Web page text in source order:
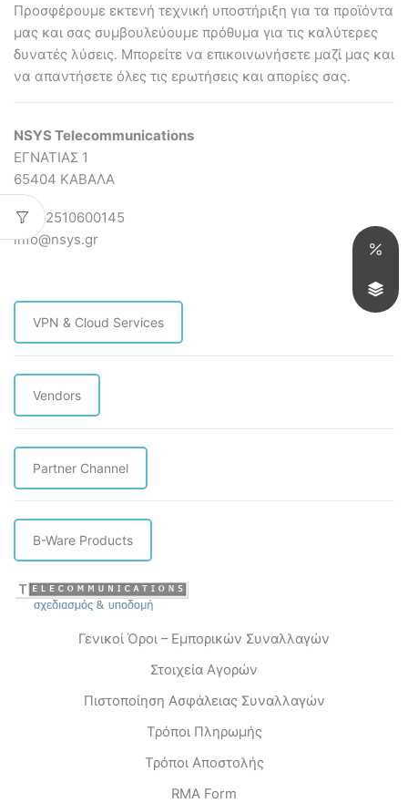
Προσφέρουμε εκτενή τεχνική υποστήριξη για τα προϊόντα
μας και σας συμβουλεύουμε πρόθυμα για τις καλύτερες
δυνατές λύσεις. Mπορείτε να επικοινωνήσετε μαζί μας και
να απαντήσετε όλες τις ερωτήσεις και απορίες σας.
NSYS Telecommunications
ΕΓΝΑΤΙΑΣ 1
65404 ΚΑΒΑΛΑ
ΤΗΛ 2510600145
info@nsys.gr
VPN & Cloud Services
Vendors
Partner Channel
B-Ware Products
Γενικοί Όροι – Εμπορικών Συναλλαγών
Στοιχεία Αγορών
Πιστοποίηση Ασφάλειας Συναλλαγών
Τρόποι Πληρωμής
Τρόποι Αποστολής
RMA Form